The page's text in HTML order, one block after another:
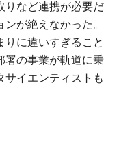
りなど連携が必要だ
が絶えなかった。
りに違いすぎること
署の事業が軌道に乗
サイエンティストも